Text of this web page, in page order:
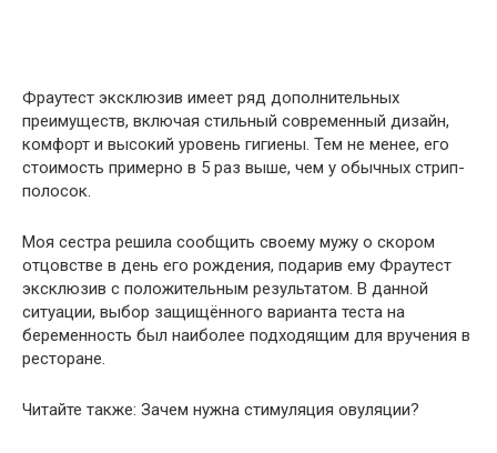
Фраутест эксклюзив имеет ряд дополнительных
преимуществ, включая стильный современный дизайн,
комфорт и высокий уровень гигиены. Тем не менее, его
стоимость примерно в 5 раз выше, чем у обычных стрип-
полосок.
Моя сестра решила сообщить своему мужу о скором
отцовстве в день его рождения, подарив ему Фраутест
эксклюзив с положительным результатом. В данной
ситуации, выбор защищённого варианта теста на
беременность был наиболее подходящим для вручения в
ресторане.
Читайте также: Зачем нужна стимуляция овуляции?